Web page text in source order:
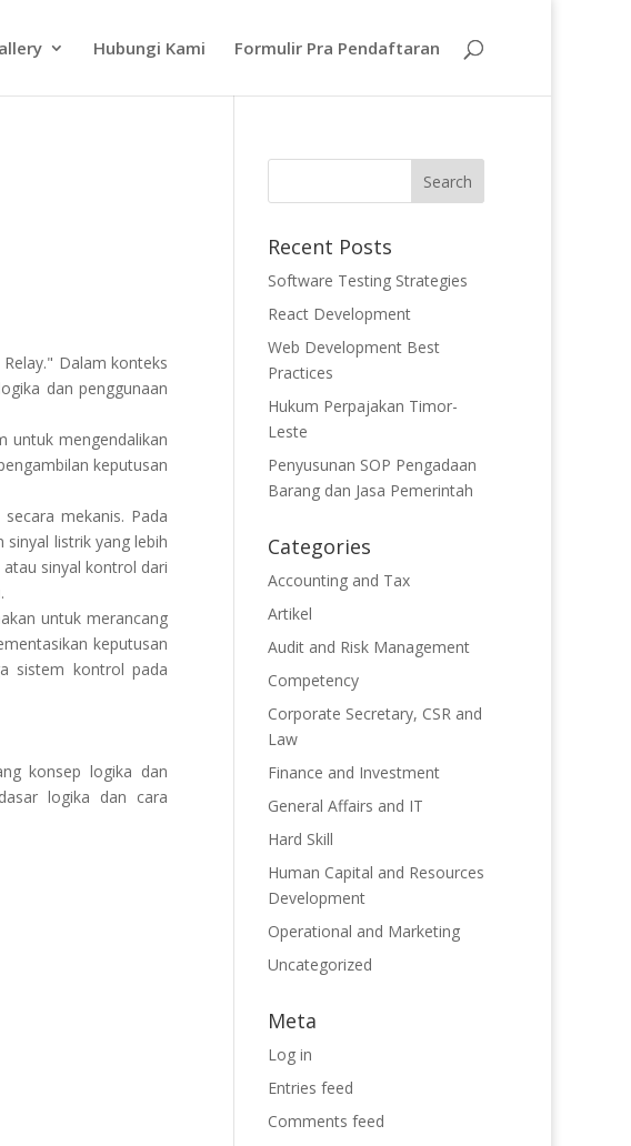
Hubungi Kami Formulir Pra Pendaftaran
Dalam konteks
dan penggunaan
untuk mengendalikan
keputusan
mekanis. Pada
listrik yang lebih
sinyal kontrol dari
untuk merancang
keputusan
sistem kontrol pada
konsep logika dan
logika dan cara
Recent Posts
Software Testing Strategies
React Development
Web Development Best
Practices
Hukum Perpajakan Timor-
Leste
Penyusunan SOP Pengadaan
Barang dan Jasa Pemerintah
Categories
Accounting and Tax
Artikel
Audit and Risk Management
Competency
Corporate Secretary, CSR and
Law
Finance and Investment
General Affairs and IT
Hard Skill
Human Capital and Resources
Development
Operational and Marketing
Uncategorized
Meta
Log in
Entries feed
Comments feed